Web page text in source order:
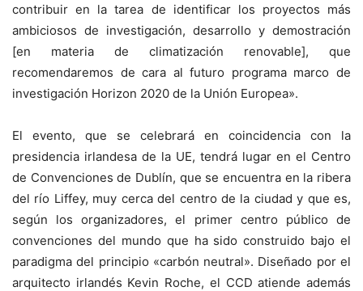
contribuir en la tarea de identificar los proyectos más
ambiciosos de investigación, desarrollo y demostración
[en materia de climatización renovable], que
recomendaremos de cara al futuro programa marco de
investigación Horizon 2020 de la Unión Europea».
El evento, que se celebrará en coincidencia con la
presidencia irlandesa de la UE, tendrá lugar en el Centro
de Convenciones de Dublín, que se encuentra en la ribera
del río Liffey, muy cerca del centro de la ciudad y que es,
según los organizadores, el primer centro público de
convenciones del mundo que ha sido construido bajo el
paradigma del principio «carbón neutral». Diseñado por el
arquitecto irlandés Kevin Roche, el CCD atiende además